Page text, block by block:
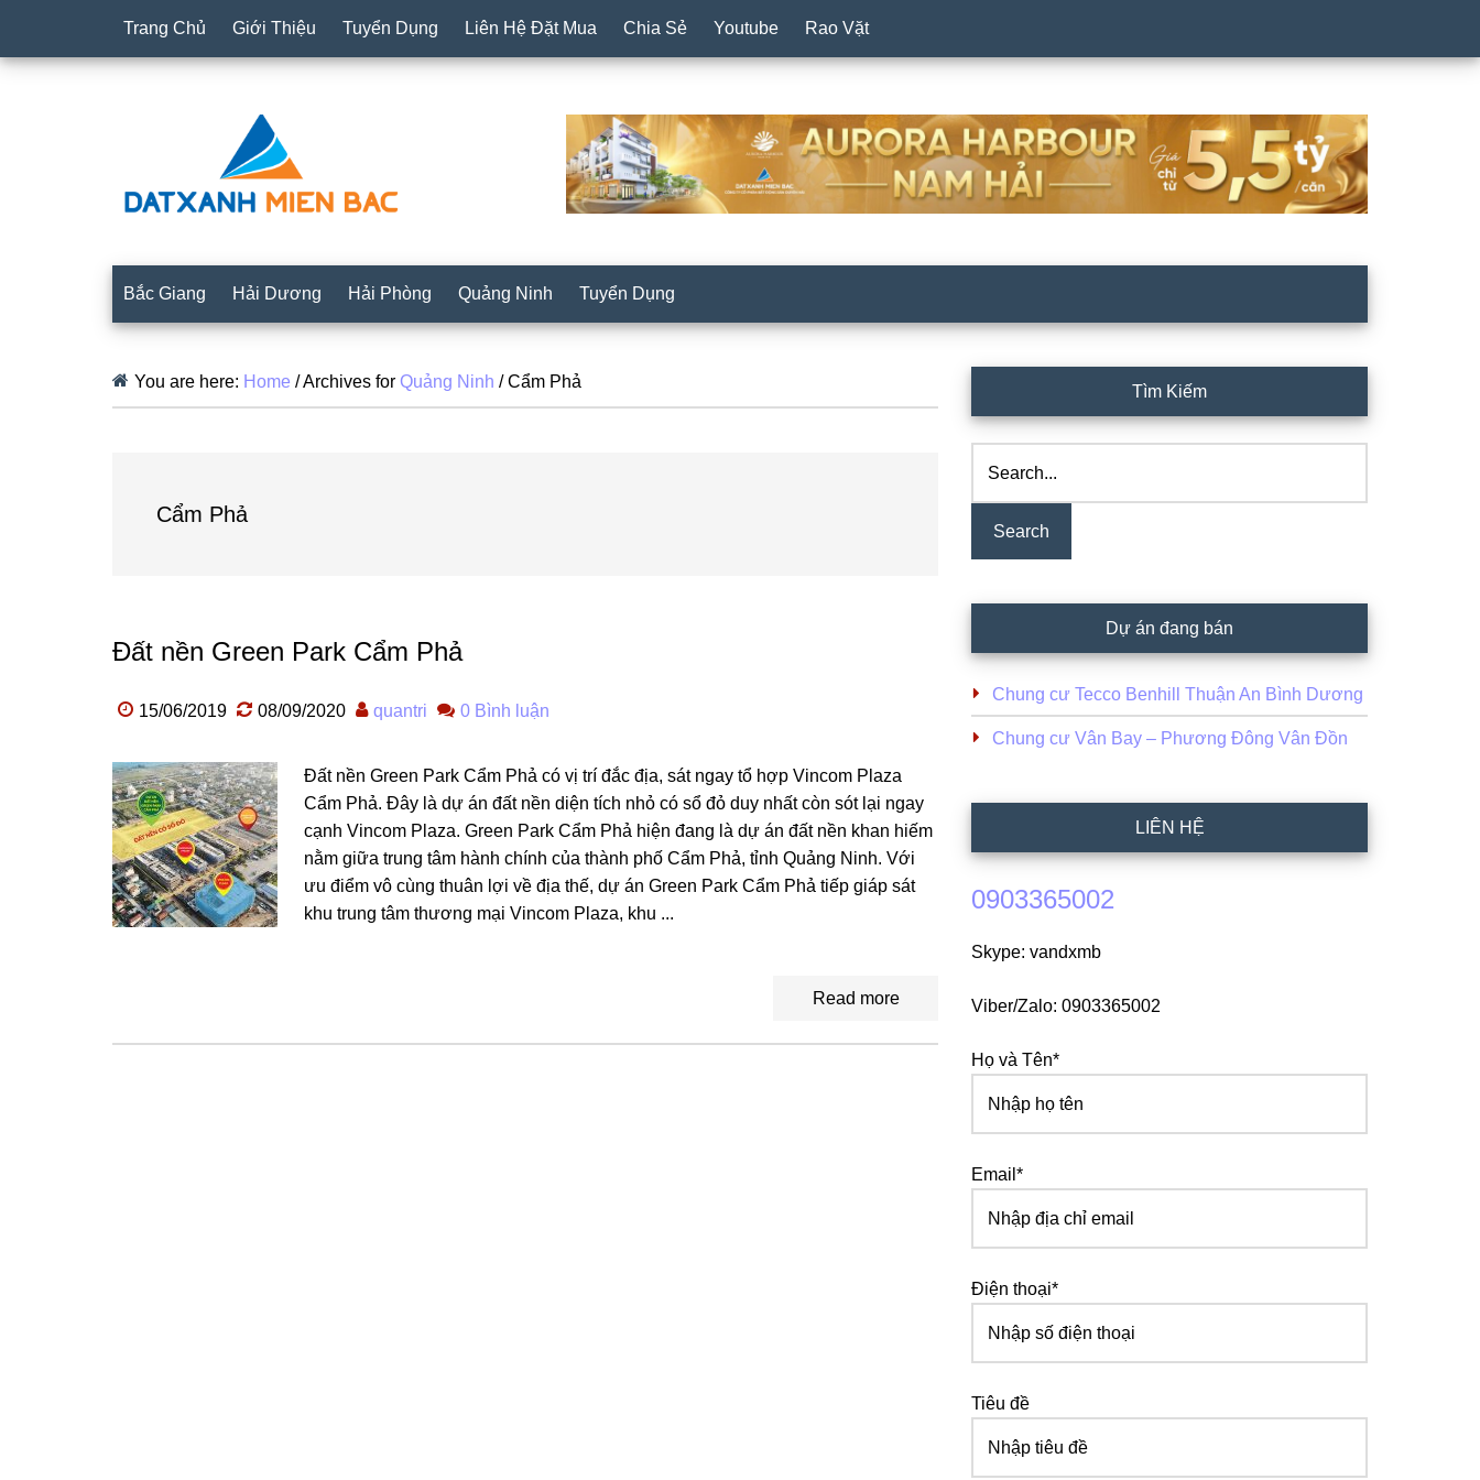
Trang Chủ Giới Thiệu Tuyển Dụng Liên Hệ Đặt Mua Chia Sẻ Youtube Rao Vặt
Bắc Giang Hải Dương Hải Phòng Quảng Ninh Tuyển Dụng
You are here: Home /Archives for Quảng Ninh /Cẩm Phả
Cẩm Phả
Đất nền Green Park Cẩm Phả
15/06/2019 08/09/2020 quantri 0 Bình luận
Đất nền Green Park Cẩm Phả có vị trí đắc địa, sát ngay tổ hợp Vincom Plaza
Cẩm Phả. Đây là dự án đất nền diện tích nhỏ có sổ đỏ duy nhất còn sót lại ngay
cạnh Vincom Plaza. Green Park Cẩm Phả hiện đang là dự án đất nền khan hiếm
nằm giữa trung tâm hành chính của thành phố Cẩm Phả, tỉnh Quảng Ninh. Với
ưu điểm vô cùng thuân lợi về địa thế, dự án Green Park Cẩm Phả tiếp giáp sát
khu trung tâm thương mại Vincom Plaza, khu ...
Read more
Sidebar
Tìm Kiếm
Dự án đang bán
Chung cư Tecco Benhill Thuận An Bình Dương
Chung cư Vân Bay – Phương Đông Vân Đồn
LIÊN HỆ
0903365002
Skype: vandxmb
Viber/Zalo: 0903365002
Họ và Tên*
Email*
Điện thoại*
Tiêu đề